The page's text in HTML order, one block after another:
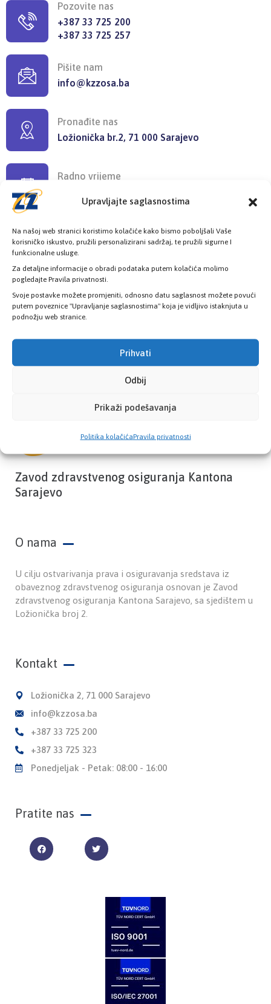
Upravljajte saglasnostima
Na našoj web stranici koristimo kolačiće kako bismo poboljšali Vaše
korisničko iskustvo, pružili personalizirani sadržaj, te pružili sigurne I
funkcionalne usluge.
Za detaljne informacije o obradi podataka putem kolačića molimo
pogledajte Pravila privatnosti.
Svoje postavke možete promjeniti, odnosno datu saglasnost možete povući
putem poveznice "Upravljanje saglasnostima" koja je vidljivo istaknjuta u
podnožju web stranice.
Prihvati
Odbij
Prikaži podešavanja
Politika kolačićaPravila privatnosti
Pozovite nas
+387 33 725 200
+387 33 725 257
Pišite nam
info@kzzosa.ba
Pronađite nas
Ložionička br.2, 71 000 Sarajevo
Radno vrijeme
Provjerite status vaše elektronske
zdravstvene kartice
Zavod zdravstvenog osiguranja Kantona
Sarajevo
O nama
U cilju ostvarivanja prava i osiguravanja sredstava iz
obaveznog zdravstvenog osiguranja osnovan je Zavod
zdravstvenog osiguranja Kantona Sarajevo, sa sjedištem u
Ložionička broj 2.
Kontakt
Ložionička 2, 71 000 Sarajevo
info@kzzosa.ba
+387 33 725 200
+387 33 725 323
Ponedjeljak - Petak: 08:00 - 16:00
Pratite nas